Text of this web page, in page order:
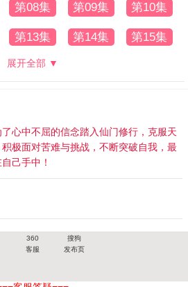
第08集 第09集 第10集
第13集 第14集 第15集
展开全部 ▼
中不屈的信念踏入仙门修行，克服天
极面对苦难与挑战，不断突破自我，最
己手中！
360
搜狗
客服 发布页